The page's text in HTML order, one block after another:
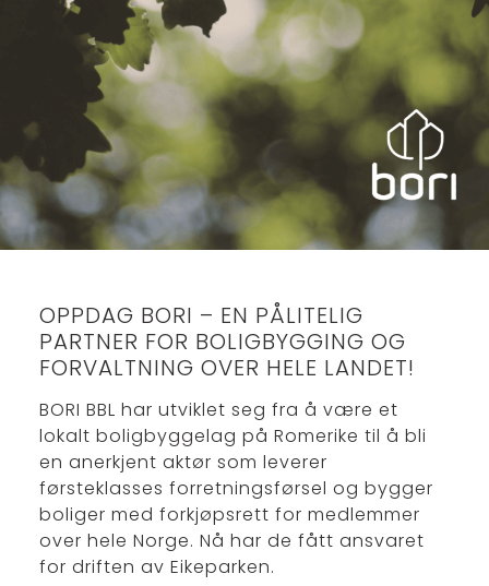
OPPDAG BORI – EN PÅLITELIG
PARTNER FOR BOLIGBYGGING OG
FORVALTNING OVER HELE LANDET!
BORI BBL har utviklet seg fra å være et
lokalt boligbyggelag på Romerike til å bli
en anerkjent aktør som leverer
førsteklasses forretningsførsel og bygger
boliger med forkjøpsrett for medlemmer
over hele Norge. Nå har de fått ansvaret
for driften av Eikeparken.